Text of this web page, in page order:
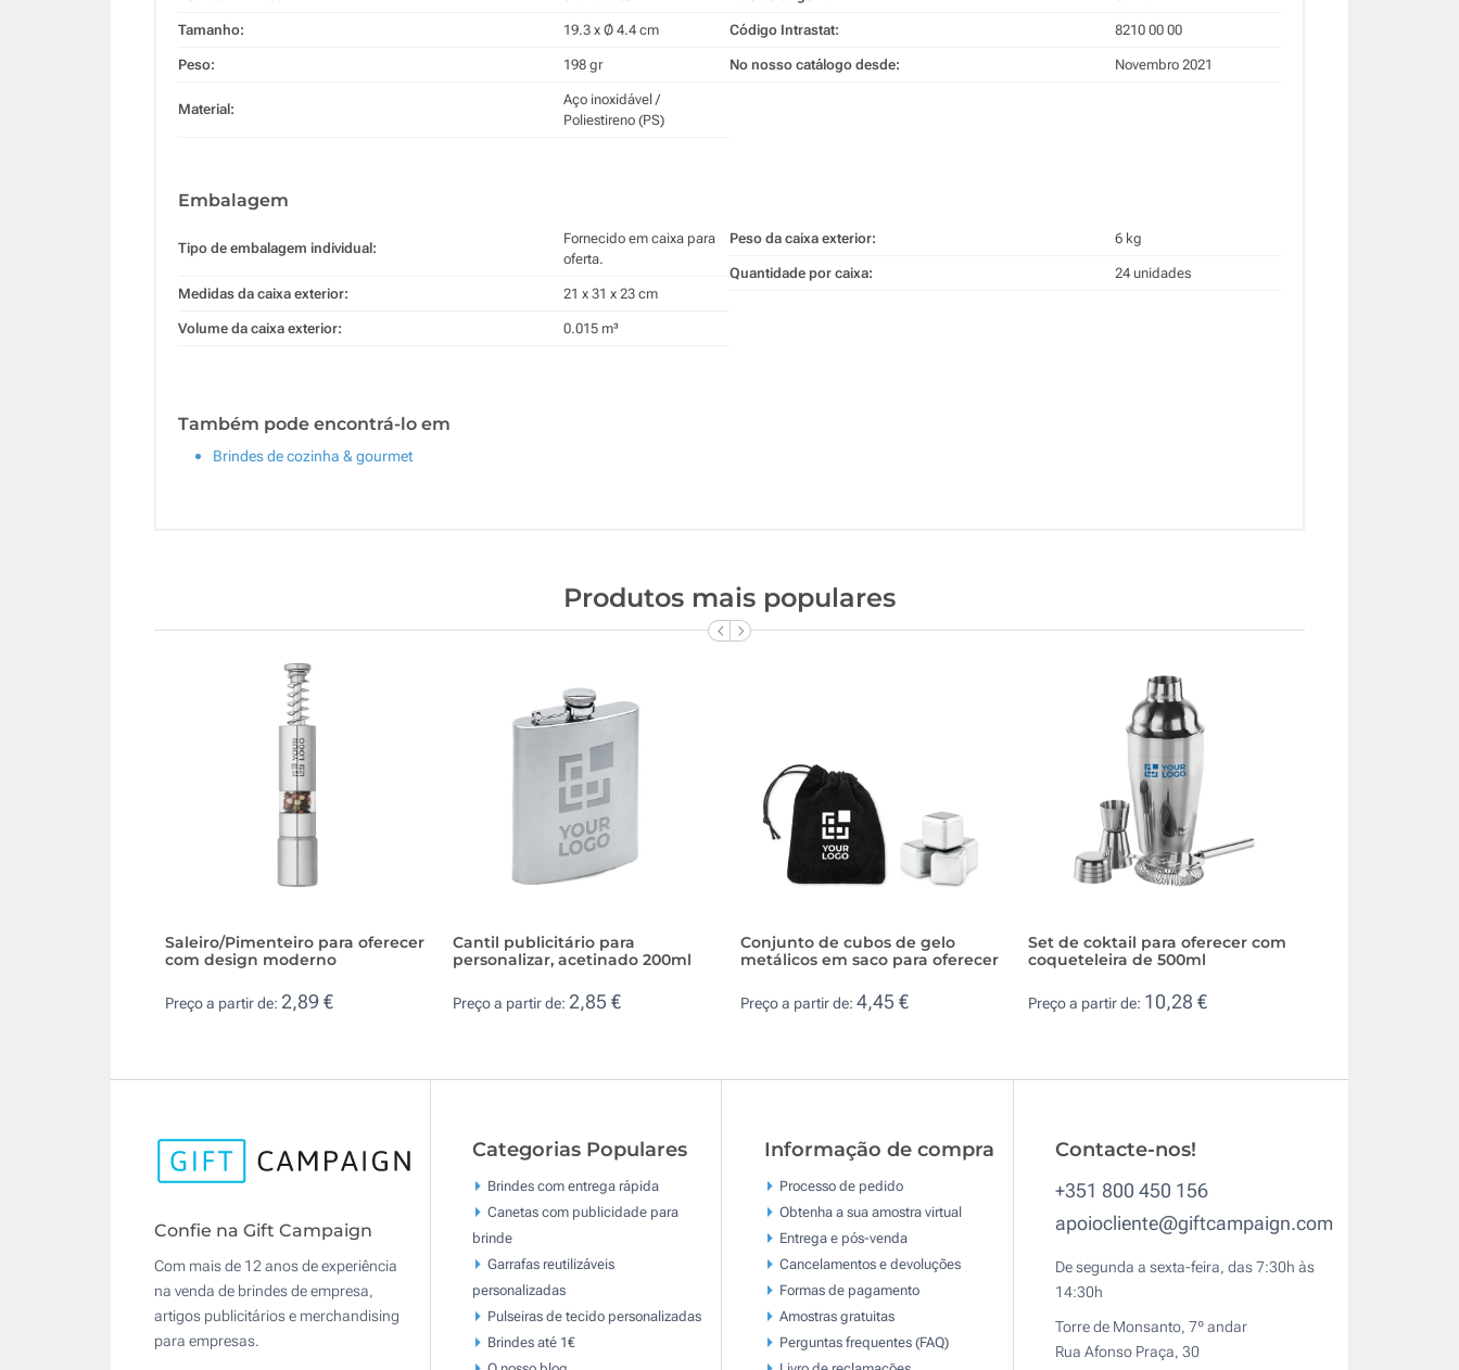
Tamanho: 19.3 x Ø 4.4 cm
Peso: 198 gr
Material:
Aço inoxidável /
Poliestireno (PS)
Código Intrastat: 8210 00 00
No nosso catálogo desde: Novembro 2021
Embalagem
Tipo de embalagem individual:
Fornecido em caixa para
oferta.
Medidas da caixa exterior: 21 x 31 x 23 cm
Volume da caixa exterior: 0.015 m³
Peso da caixa exterior: 6 kg
Quantidade por caixa: 24 unidades
Também pode encontrá-lo em
Brindes de cozinha & gourmet
Produtos mais populares
Saleiro/Pimenteiro para oferecer
com design moderno
Preço a partir de: 2,89 €
Cantil publicitário para
personalizar, acetinado 200ml
Preço a partir de: 2,85 €
Conjunto de cubos de gelo
metálicos em saco para oferecer
Preço a partir de: 4,45 €
Set de coktail para oferecer com
coqueteleira de 500ml
Preço a partir de: 10,28 €
Confie na Gift Campaign
Com mais de 12 anos de experiência
na venda de brindes de empresa,
artigos publicitários e merchandising
para empresas.
Categorias Populares
Brindes com entrega rápida
Canetas com publicidade para
brinde
Garrafas reutilizáveis
personalizadas
Pulseiras de tecido personalizadas
Brindes até 1€
Informação de compra
Processo de pedido
Obtenha a sua amostra virtual
Entrega e pós-venda
Cancelamentos e devoluções
Formas de pagamento
Amostras gratuitas
Perguntas frequentes (FAQ)
Contacte-nos!
+351 800 450 156
apoiocliente@giftcampaign.com
De segunda a sexta-feira, das 7:30h às
14:30h
Torre de Monsanto, 7º andar
Rua Afonso Praça, 30